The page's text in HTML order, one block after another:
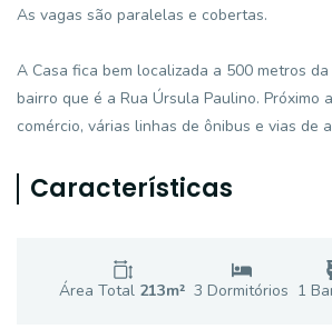
As vagas são paralelas e cobertas.
A Casa fica bem localizada a 500 metros
bairro que é a Rua Úrsula Paulino. Próximo
comércio, várias linhas de ônibus e vias de
Características
Área Total 213m² 3 Dormitórios 1